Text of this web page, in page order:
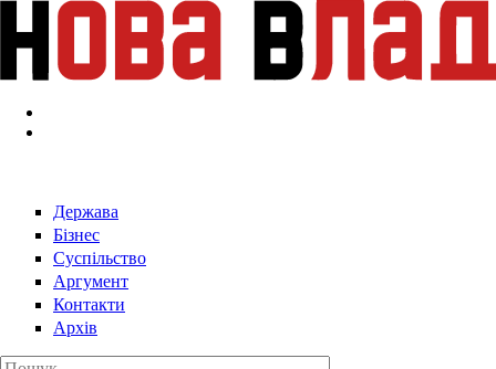
Перейти к основному содержанию
Держава
Бізнес
Суспільство
Аргумент
Контакти
Архів